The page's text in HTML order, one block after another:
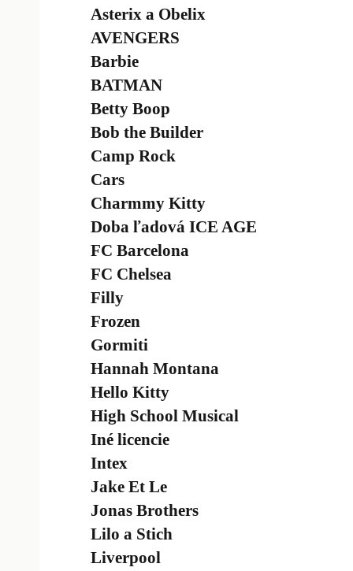
Asterix a Obelix
AVENGERS
Barbie
BATMAN
Betty Boop
Bob the Builder
Camp Rock
Cars
Charmmy Kitty
Doba ľadová ICE AGE
FC Barcelona
FC Chelsea
Filly
Frozen
Gormiti
Hannah Montana
Hello Kitty
High School Musical
Iné licencie
Intex
Jake Et Le
Jonas Brothers
Lilo a Stich
Liverpool